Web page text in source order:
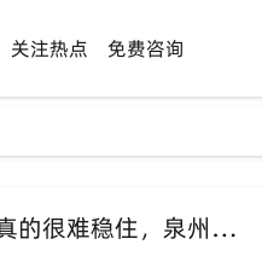
关注热点 免费咨询
【告别长假“白焦虑”】夏季是治好白癜风***良机？不去及时治疗真的很难稳住，泉州中科专家助力轻松稳复色！